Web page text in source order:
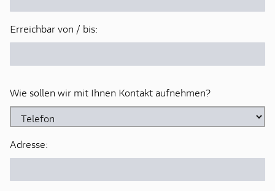
Erreichbar von / bis:
Wie sollen wir mit Ihnen Kontakt aufnehmen?
Adresse: